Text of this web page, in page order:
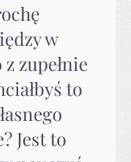
w
zupełnie
to
Jest to